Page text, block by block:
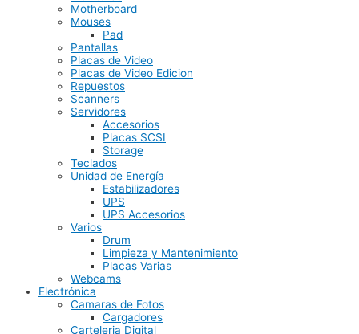
Motherboard
Mouses
Pad
Pantallas
Placas de Video
Placas de Video Edicion
Repuestos
Scanners
Servidores
Accesorios
Placas SCSI
Storage
Teclados
Unidad de Energía
Estabilizadores
UPS
UPS Accesorios
Varios
Drum
Limpieza y Mantenimiento
Placas Varias
Webcams
Electrónica
Camaras de Fotos
Cargadores
Carteleria Digital